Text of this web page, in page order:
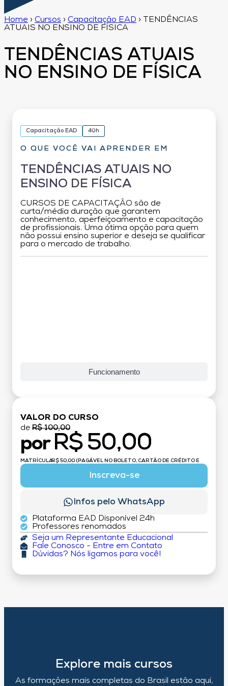
Home › Cursos › Capacitação EAD ›
TENDÊNCIAS
ATUAIS NO ENSINO DE FÍSICA
TENDÊNCIAS ATUAIS
NO ENSINO DE FÍSICA
Capacitação EAD 40h
O QUE VOCÊ VAI APRENDER EM
TENDÊNCIAS ATUAIS NO
ENSINO DE FÍSICA
CURSOS DE CAPACITAÇÃO são de
curta/média duração que garantem
conhecimento, aperfeiçoamento e capacitação
de profissionais. Uma ótima opção para quem
não possui ensino superior e deseja se qualificar
para o mercado de trabalho.
Funcionamento
VALOR DO CURSO
de R$ 100,00
por R$ 50,00
MATRÍCULA:R$ 50,00 (PAGÁVEL NO BOLETO, CARTÃO DE CRÉDITO E
Inscreva-se
Infos pelo WhatsApp
Plataforma EAD Disponível 24h
Professores renomados
Seja um Representante Educacional
Fale Conosco - Entre em Contato
Dúvidas? Nós ligamos para você!
Explore mais cursos
As formações mais completas do Brasil estão aqui,